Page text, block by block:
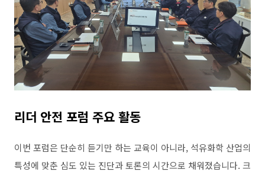
리더 안전 포럼 주요 활동
이번 포럼은 단순히 듣기만 하는 교육이 아니라, 석유화학 산업의
특성에 맞춘 심도 있는 진단과 토론의 시간으로 채워졌습니다. 크